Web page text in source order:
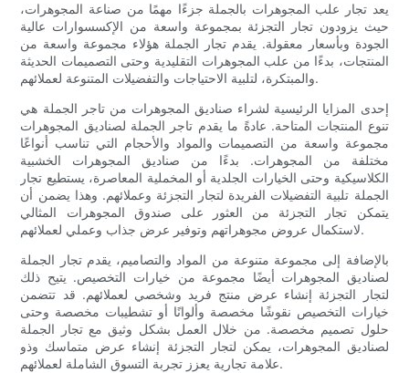
يعد تجار علب المجوهرات بالجملة جزءًا مهمًا من صناعة المجوهرات،
حيث يزودون تجار التجزئة بمجموعة واسعة من الإكسسوارات عالية
الجودة وبأسعار معقولة. يقدم تجار الجملة هؤلاء مجموعة واسعة من
المنتجات، بدءًا من علب المجوهرات التقليدية وحتى التصميمات الحديثة
والمبتكرة، لتلبية الاحتياجات والتفضيلات المتنوعة لعملائهم.
إحدى المزايا الرئيسية لشراء صناديق المجوهرات من تاجر الجملة هي
تنوع المنتجات المتاحة. عادةً ما يقدم تاجر الجملة لصناديق المجوهرات
مجموعة واسعة من التصميمات والمواد والأحجام التي تناسب أنواعًا
مختلفة من المجوهرات. بدءًا من صناديق المجوهرات الخشبية
الكلاسيكية وحتى الخيارات الجلدية أو المخملية المعاصرة، يستطيع تجار
الجملة تلبية التفضيلات الفريدة لتجار التجزئة وعملائهم. وهذا يضمن أن
يتمكن تجار التجزئة من العثور على صندوق المجوهرات المثالي
لاستكمال عروض مجوهراتهم وتوفير عرض جذاب وعملي لعملائهم.
بالإضافة إلى مجموعة متنوعة من المواد والتصاميم، يقدم تجار الجملة
لصناديق المجوهرات أيضًا مجموعة من خيارات التخصيص. يتيح ذلك
لتجار التجزئة إنشاء عرض منتج فريد وشخصي لعملائهم. قد تتضمن
خيارات التخصيص نقوشًا مخصصة وألوانًا أو تشطيبات مخصصة وحتى
حلول تصميم مخصصة. من خلال العمل بشكل وثيق مع تجار الجملة
لصناديق المجوهرات، يمكن لتجار التجزئة إنشاء عرض متماسك وذو
علامة تجارية يعزز تجربة التسوق الشاملة لعملائهم.